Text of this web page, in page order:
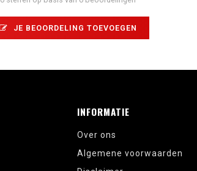
JE BEOORDELING TOEVOEGEN
INFORMATIE
Over ons
Algemene voorwaarden